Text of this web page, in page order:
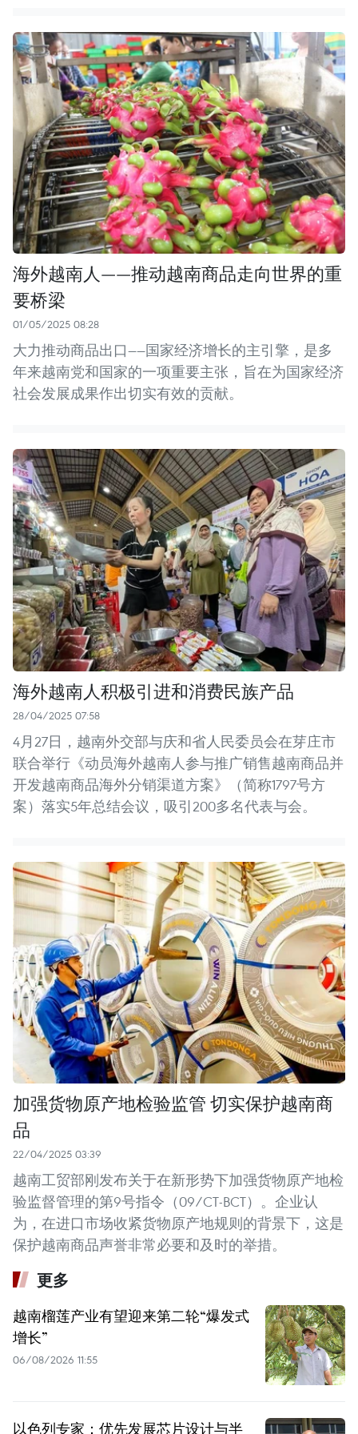
海外越南人——推动越南商品走向世界的重
要桥梁
01/05/2025 08:28
大力推动商品出口——国家经济增长的主引擎，是多
年来越南党和国家的一项重要主张，旨在为国家经济
社会发展成果作出切实有效的贡献。
海外越南人积极引进和消费民族产品
28/04/2025 07:58
4月27日，越南外交部与庆和省人民委员会在芽庄市
联合举行《动员海外越南人参与推广销售越南商品并
开发越南商品海外分销渠道方案》（简称1797号方
案）落实5年总结会议，吸引200多名代表与会。
加强货物原产地检验监管 切实保护越南商
品
22/04/2025 03:39
越南工贸部刚发布关于在新形势下加强货物原产地检
验监督管理的第9号指令（09/CT-BCT）。企业认
为，在进口市场收紧货物原产地规则的背景下，这是
保护越南商品声誉非常必要和及时的举措。
更多
越南榴莲产业有望迎来第二轮“爆发式
增长”
06/08/2026 11:55
以色列专家：优先发展芯片设计与半